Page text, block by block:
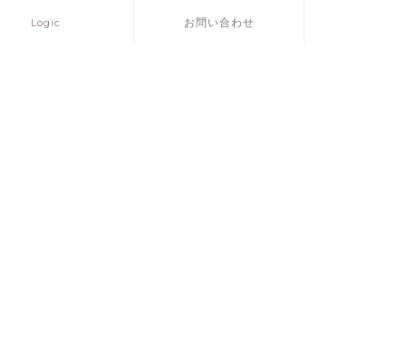
Logic お問い合わせ